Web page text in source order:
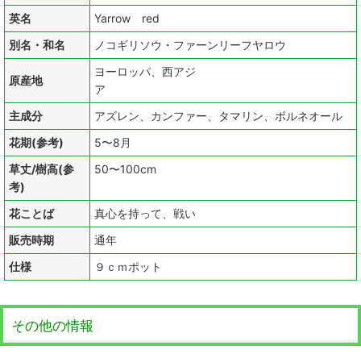
英名
Yarrow red
別名・和名
ノコギリソウ・ファーンリーフヤロウ
原産地
ヨーロッパ、西アジ
ア
主成分
アズレン、カンファー、タマリン、ボルネオール
花期(参考)
5〜8月
草丈/樹高(参
考)
50〜100cm
花ことば
真心を持って、戦い
販売時期
通年
仕様
９ｃｍポット
その他の情報